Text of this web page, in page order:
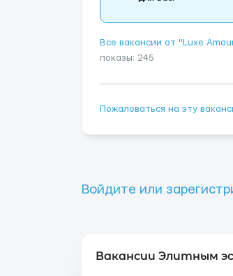
Все вакансии от "Luxe
показы: 245
Пожаловаться на эту
Войдите или
Вакансии Элитным